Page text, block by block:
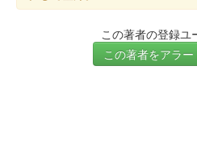
この著者の登録ユ
この著者をアラ